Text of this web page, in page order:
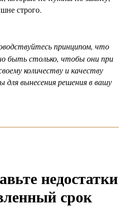
строго.
принципом, что
быть столько, чтобы они при
количеству и качеству
вынесения решения в вашу
недостатки
срок